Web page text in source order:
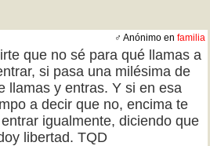
♂ Anónimo en familia
que no sé para qué llamas a
si pasa una milésima de
llamas y entras. Y si en esa
a decir que no, encima te
igualmente, diciendo que
libertad. TQD